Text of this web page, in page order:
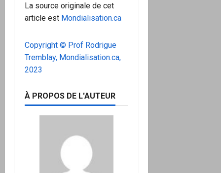
La source originale de cet
article est Mondialisation.ca
Copyright © Prof Rodrigue
Tremblay, Mondialisation.ca,
2023
À PROPOS DE L'AUTEUR